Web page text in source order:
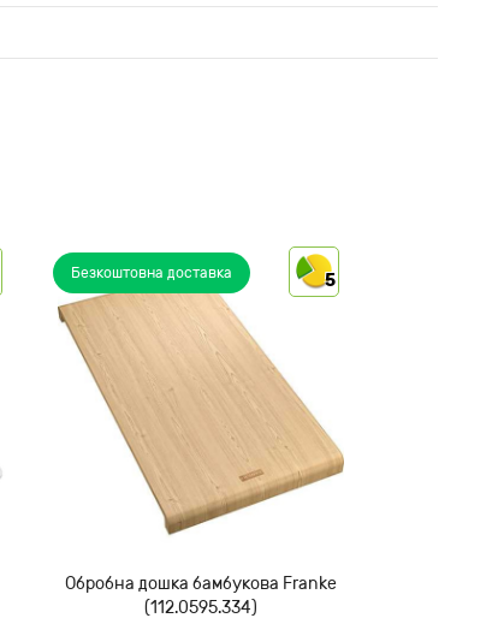
5
Безкоштовна доставка
Обробна дошка бамбукова Franke
(112.0595.334)